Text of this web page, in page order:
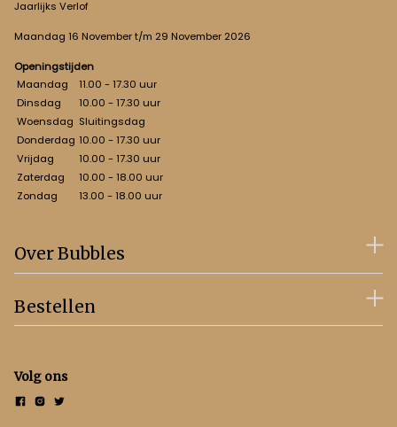
Jaarlijks Verlof
Maandag 16 November t/m 29 November 2026
Openingstijden
Maandag
11.00 - 17.30 uur
Dinsdag
10.00 - 17.30 uur
Woensdag Sluitingsdag
Donderdag 10.00 - 17.30 uur
Vrijdag
10.00 - 17.30 uur
Zaterdag
10.00 - 18.00 uur
Zondag
13.00 - 18.00 uur
Over Bubbles
Bestellen
Volg ons